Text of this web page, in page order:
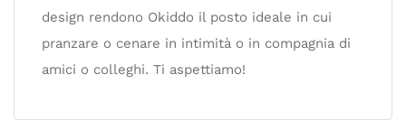
design rendono Okiddo il posto ideale in cui
pranzare o cenare in intimità o in compagnia di
amici o colleghi. Ti aspettiamo!